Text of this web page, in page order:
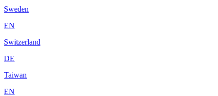
Sweden
EN
Switzerland
DE
Taiwan
EN